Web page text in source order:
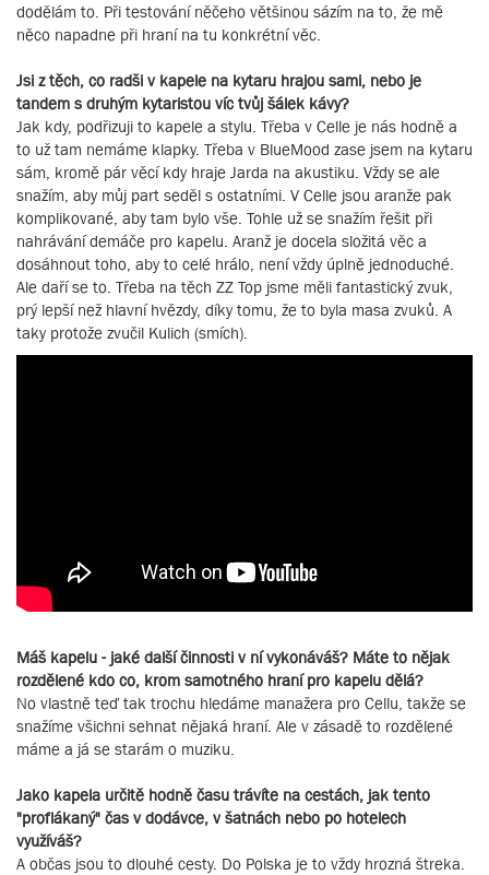
dodělám to. Při testování něčeho většinou sázím na to, že mě
něco napadne při hraní na tu konkrétní věc.
Jsi z těch, co radši v kapele na kytaru hrajou sami, nebo je
tandem s druhým kytaristou víc tvůj šálek kávy?
Jak kdy, podřizuji to kapele a stylu. Třeba v Celle je nás hodně a
to už tam nemáme klapky. Třeba v BlueMood zase jsem na kytaru
sám, kromě pár věcí kdy hraje Jarda na akustiku. Vždy se ale
snažím, aby můj part seděl s ostatními. V Celle jsou aranže pak
komplikované, aby tam bylo vše. Tohle už se snažím řešit při
nahrávání demáče pro kapelu. Aranž je docela složitá věc a
dosáhnout toho, aby to celé hrálo, není vždy úplně jednoduché.
Ale daří se to. Třeba na těch ZZ Top jsme měli fantastický zvuk,
prý lepší než hlavní hvězdy, díky tomu, že to byla masa zvuků. A
taky protože zvučil Kulich (smích).
Máš kapelu - jaké další činnosti v ní vykonáváš? Máte to nějak
rozdělené kdo co, krom samotného hraní pro kapelu dělá?
No vlastně teď tak trochu hledáme manažera pro Cellu, takže se
snažíme všichni sehnat nějaká hraní. Ale v zásadě to rozdělené
máme a já se starám o muziku.
Jako kapela určitě hodně času trávíte na cestách, jak tento
"proflákaný" čas v dodávce, v šatnách nebo po hotelech
využíváš?
A občas jsou to dlouhé cesty. Do Polska je to vždy hrozná štreka.